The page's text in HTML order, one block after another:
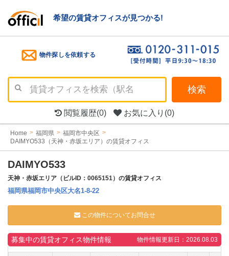
希望の賃貸オフィスが見つかる!
物件探しを依頼する
検索
閲覧履歴(0) お気に入り (0)
Home 福岡県
福岡市中央区
DAIMYO533（天神・赤坂エリア）の賃貸オフィス
DAIMYO533
天神・赤坂エリア（ビルID：0065151）の賃貸オフィス
福岡県福岡市中央区大名1-8-22
この物件についてお問合せ
募集中の賃貸オフィス物件情報 物件情報更新日：2026.08.03